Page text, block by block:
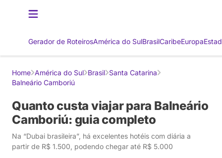
Gerador de RoteirosAmérica do SulBrasilCaribeEuropa
Home América do Sul Brasil Santa Catarina
Balneário Camboriú
Quanto custa viajar para Balneário
Camboriú: guia completo
Na “Dubai brasileira”, há excelentes hotéis com diária a
partir de R$ 1.500, podendo chegar até R$ 5.000